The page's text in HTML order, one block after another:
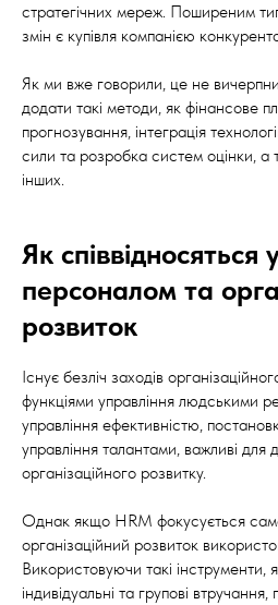
стратегічних мереж. Поширеним
змін є купівля компанією
Як ми вже говорили, це не
додати такі методи, як фінансове
прогнозування, інтеграція
сили та розробка систем оцінки, а
інших.
Як співвідносяться
персоналом та
розвиток
Існує безліч заходів
функціями управління людськими
управління ефективністю,
управління талантами, важливі
організаційного розвитку.
Однак якщо HRM фокусується
організаційний розвиток
Використовуючи такі інструменти,
індивідуальні та групові